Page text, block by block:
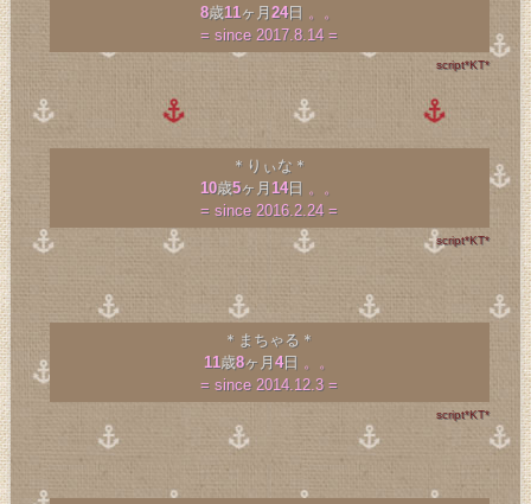
8歳11ヶ月24日 。。
= since 2017.8.14 =
script*KT*
＊りぃな＊
10歳5ヶ月 14日 。。
= since 2016.2.24 =
script*KT*
＊まちゃる＊
11歳8ヶ月4日 。。
= since 2014.12.3 =
script*KT*